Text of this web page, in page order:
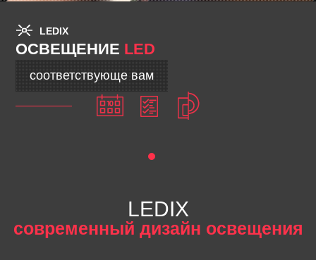
LEDIX
ОСВЕЩЕНИЕ LED
соответствующе вам
LEDIX
современный дизайн освещения